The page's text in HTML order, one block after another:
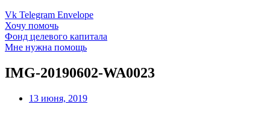
Vk Telegram Envelope
Хочу помочь
Фонд целевого капитала
Мне нужна помощь
IMG-20190602-WA0023
13 июня, 2019